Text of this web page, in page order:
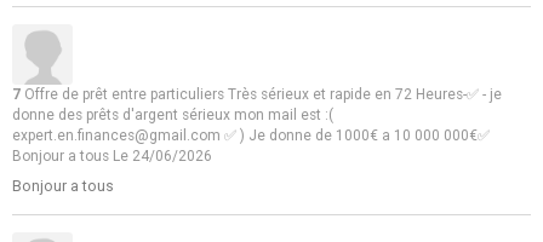
7 Offre de prêt entre particuliers Très sérieux et rapide en 72 Heures-✅ - je
donne des prêts d'argent sérieux mon mail est :(
expert.en.finances@gmail.com ✅ ) Je donne de 1000€ a 10 000 000€✅
Bonjour a tous Le 24/06/2026
Bonjour a tous